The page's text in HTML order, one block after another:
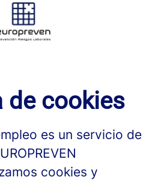
de cookies
es un servicio de
cookies y